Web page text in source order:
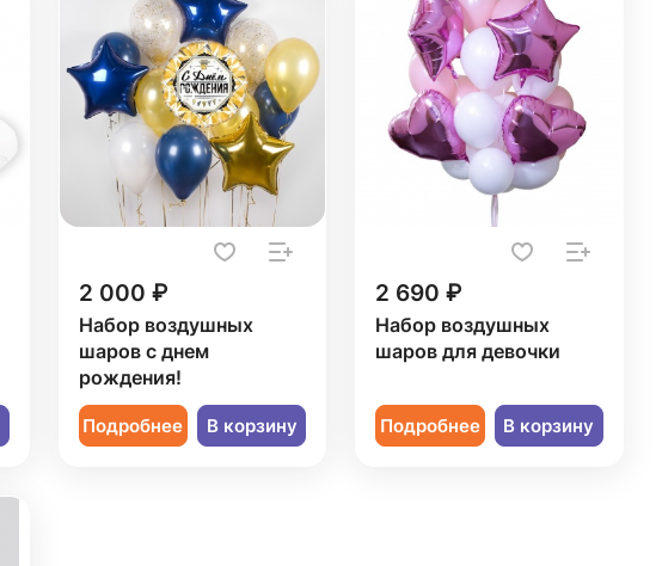
2 000 ₽
Набор воздушных
шаров с днем
рождения!
Подробнее В корзину
2 690 ₽
Набор воздушных
шаров для девочки
Подробнее В корзину